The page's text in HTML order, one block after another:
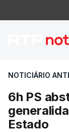
6h
NOTICIÁRIO
6h PS
Estado